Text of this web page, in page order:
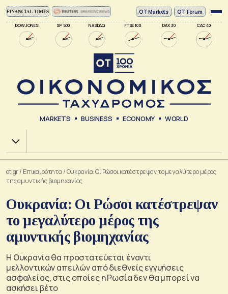
DOW JONES SP 500 NASDAQ FTSE 100 DAX 30 CAC 40
ΟΤ Markets OT Forum
MARKETS BUSINESS ECONOMY WORLD
Χ.Α.
ot.gr/ Επικαιρότητα /Ουκρανία: Οι Ρώσοι κατέστρεψαν το μεγαλύτερο μέρος
της αμυντικής βιομηχανίας
Ουκρανία: Οι Ρώσοι κατέστρεψαν
το μεγαλύτερο μέρος της
αμυντικής βιομηχανίας
Η Ουκρανία θα προστατεύεται έναντι
μελλοντικών απειλών από διεθνείς εγγυήσεις
ασφαλείας, στις οποίες η Ρωσία δεν θα μπορεί να
ασκήσει βέτο